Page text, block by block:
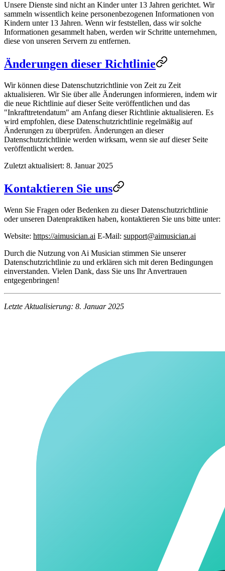
Unsere Dienste sind nicht an Kinder unter 13 Jahren gerichtet. Wir
sammeln wissentlich keine personenbezogenen Informationen von
Kindern unter 13 Jahren. Wenn wir feststellen, dass wir solche
Informationen gesammelt haben, werden wir Schritte unternehmen,
diese von unseren Servern zu entfernen.
Änderungen dieser Richtlinie
Wir können diese Datenschutzrichtlinie von Zeit zu Zeit
aktualisieren. Wir Sie über alle Änderungen informieren, indem wir
die neue Richtlinie auf dieser Seite veröffentlichen und das
"Inkrafttretendatum" am Anfang dieser Richtlinie aktualisieren. Es
wird empfohlen, diese Datenschutzrichtlinie regelmäßig auf
Änderungen zu überprüfen. Änderungen an dieser
Datenschutzrichtlinie werden wirksam, wenn sie auf dieser Seite
veröffentlicht werden.
Zuletzt aktualisiert: 8. Januar 2025
Kontaktieren Sie uns
Wenn Sie Fragen oder Bedenken zu dieser Datenschutzrichtlinie
oder unseren Datenpraktiken haben, kontaktieren Sie uns bitte unter:
Website: https://aimusician.ai E-Mail: support@aimusician.ai
Durch die Nutzung von Ai Musician stimmen Sie unserer
Datenschutzrichtlinie zu und erklären sich mit deren Bedingungen
einverstanden. Vielen Dank, dass Sie uns Ihr Anvertrauen
entgegenbringen!
Letzte Aktualisierung: 8. Januar 2025